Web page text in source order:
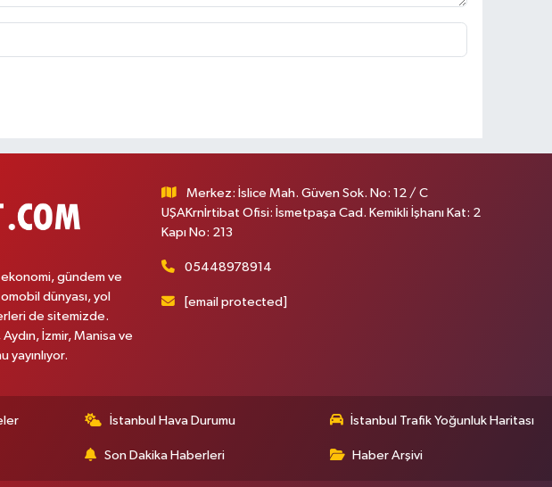
gündem ve
dünyası, yol
de sitemizde.
Aydın, İzmir, Manisa ve
yayınlıyor.
Merkez: İslice Mah. Güven Sok. No: 12 / C
UŞAKrnİrtibat Ofisi: İsmetpaşa Cad. Kemikli İşhanı Kat: 2
Kapı No: 213
05448978914
[email protected]
İstanbul Hava Durumu İstanbul Trafik Yoğunluk Haritası
Son Dakika Haberleri Haber Arşivi